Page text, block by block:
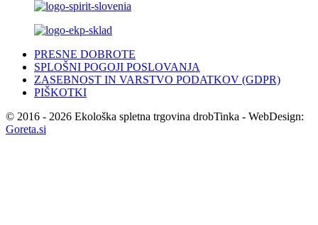
PRESNE DOBROTE
SPLOŠNI POGOJI POSLOVANJA
ZASEBNOST IN VARSTVO PODATKOV (GDPR)
PIŠKOTKI
© 2016 - 2026 Ekološka spletna trgovina drobTinka - WebDesign:
Goreta.si